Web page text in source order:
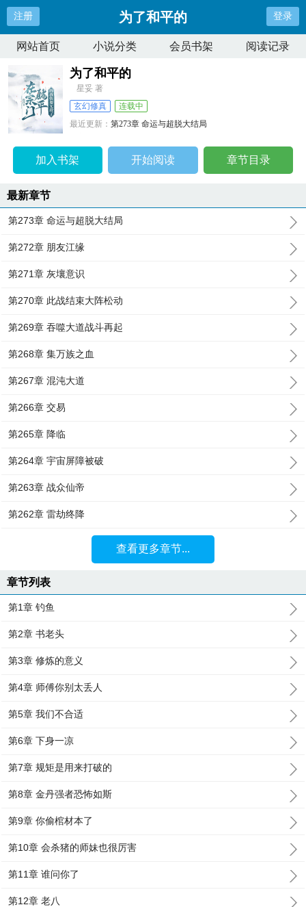
注册 为了和平的 登录
网站首页 小说分类 会员书架 阅读记录
为了和平的
星妥 著
玄幻修真
连载中
最近更新：第273章 命运与超脱大结局
加入书架 开始阅读 章节目录
最新章节
第273章 命运与超脱大结局
第272章 朋友江缘
第271章 灰壤意识
第270章 此战结束大阵松动
第269章 吞噬大道战斗再起
第268章 集万族之血
第267章 混沌大道
第266章 交易
第265章 降临
第264章 宇宙屏障被破
第263章 战众仙帝
第262章 雷劫终降
查看更多章节...
章节列表
第1章 钓鱼
第2章 书老头
第3章 修炼的意义
第4章 师傅你别太丢人
第5章 我们不合适
第6章 下身一凉
第7章 规矩是用来打破的
第8章 金丹强者恐怖如斯
第9章 你偷棺材本了
第10章 会杀猪的师妹也很厉害
第11章 谁问你了
第12章 老八